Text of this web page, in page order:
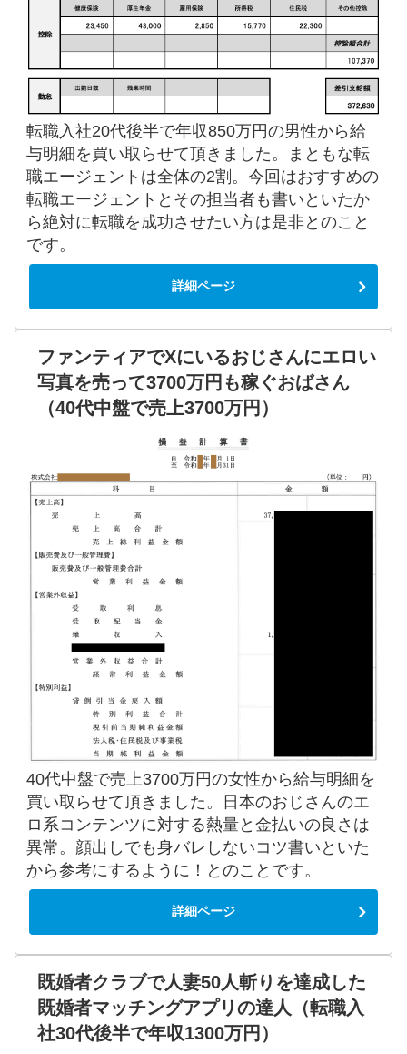
転職入社20代後半で年収850万円の男性から給
与明細を買い取らせて頂きました。まともな転
職エージェントは全体の2割。今回はおすすめの
転職エージェントとその担当者も書いといたか
ら絶対に転職を成功させたい方は是非とのこと
です。
詳細ページ
ファンティアでXにいるおじさんにエロい
写真を売って3700万円も稼ぐおばさん
（40代中盤で売上3700万円）
40代中盤で売上3700万円の女性から給与明細を
買い取らせて頂きました。日本のおじさんのエ
ロ系コンテンツに対する熱量と金払いの良さは
異常。顔出しでも身バレしないコツ書いといた
から参考にするように！とのことです。
詳細ページ
既婚者クラブで人妻50人斬りを達成した
既婚者マッチングアプリの達人（転職入
社30代後半で年収1300万円）